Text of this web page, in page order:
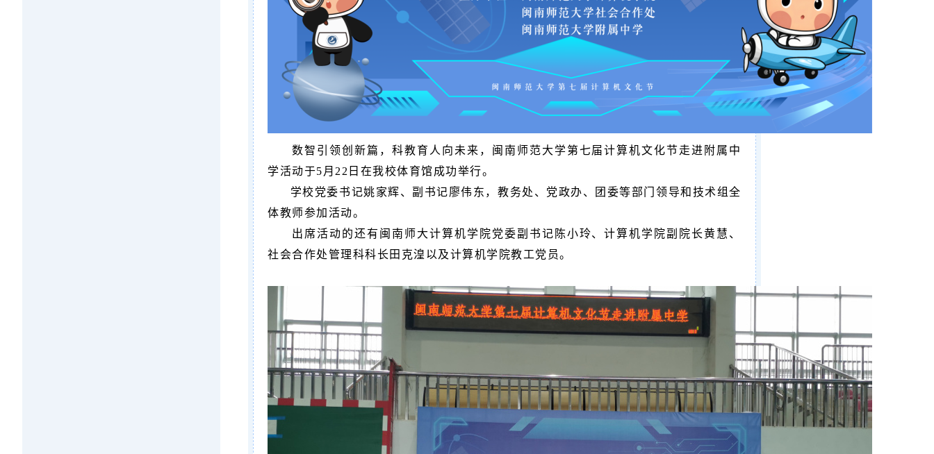
数智引领创新篇，科教育人向未来，闽南师范大学第七届计算机文化节走进附属中
学活动于5月22日在我校体育馆成功举行。
学校党委书记姚家辉、副书记廖伟东，教务处、党政办、团委等部门领导和技术组全
体教师参加活动。
出席活动的还有闽南师大计算机学院党委副书记陈小玲、计算机学院副院长黄慧、
社会合作处管理科科长田克湟以及计算机学院教工党员。